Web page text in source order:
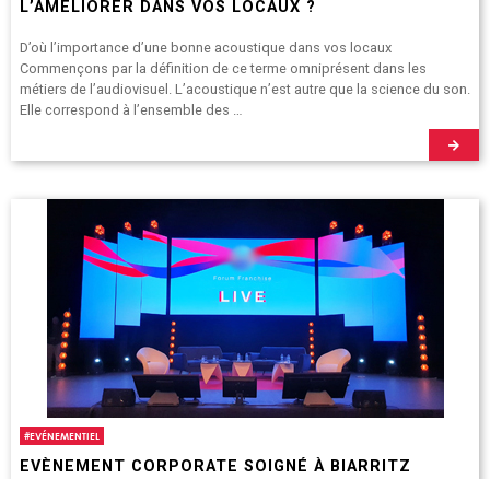
L’AMÉLIORER DANS VOS LOCAUX ?
D’où l’importance d’une bonne acoustique dans vos locaux
Commençons par la définition de ce terme omniprésent dans les
métiers de l’audiovisuel. L’acoustique n’est autre que la science du son.
Elle correspond à l’ensemble des …
#EVÉNEMENTIEL
EVÈNEMENT CORPORATE SOIGNÉ À BIARRITZ